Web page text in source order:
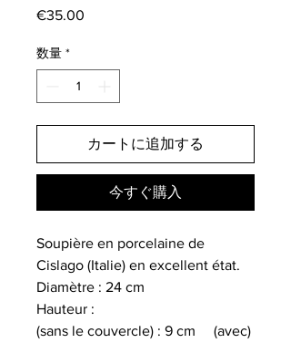
€35.00
数量 *
カートに追加する
今すぐ購入
Soupière en porcelaine de
Cislago (Italie) en excellent état.
Diamètre : 24 cm
Hauteur :
(sans le couvercle) : 9 cm (avec)